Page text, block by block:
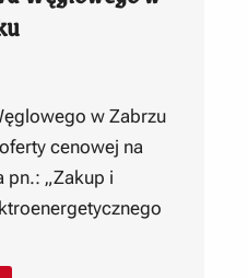
w Zabrzu
cenowej na
pn.: „Zakup i